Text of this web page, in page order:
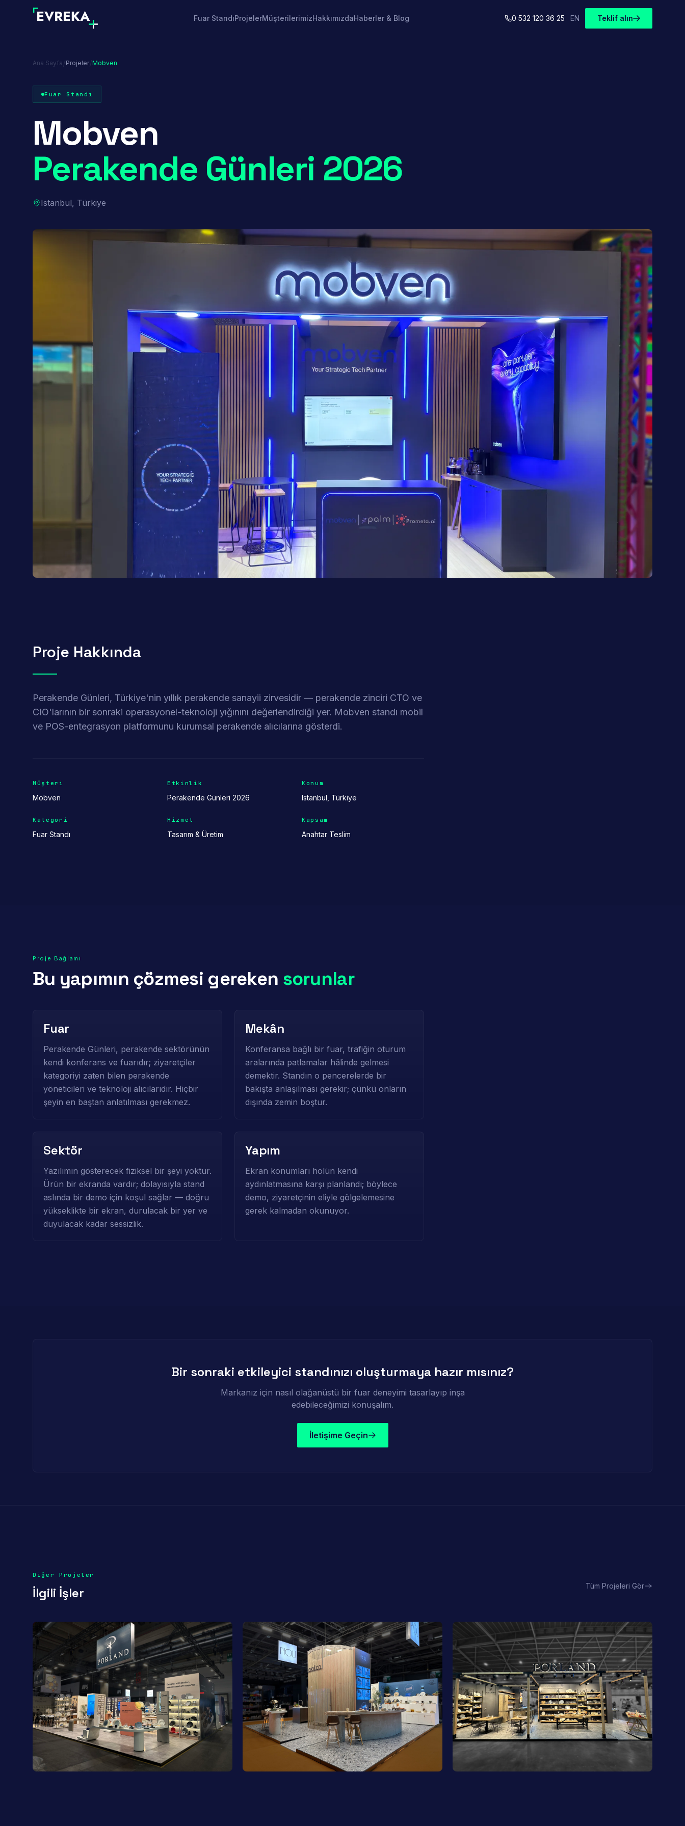
Fuar StandıProjelerMüşterilerimizHakkımızdaHaberler & Blog 0 532 120 36 25 EN Teklif alın
Ana Sayfa Projeler/ Mobven
Fuar Standı
Mobven
Perakende Günleri 2026
Istanbul, Türkiye
Proje Hakkında
Perakende Günleri, Türkiye'nin yıllık perakende sanayii zirvesidir — perakende zinciri CTO ve
CIO'larının bir sonraki operasyonel-teknoloji yığınını değerlendirdiği yer. Mobven standı mobil
ve POS-entegrasyon platformunu kurumsal perakende alıcılarına gösterdi.
Müşteri
Mobven
Etkinlik
Perakende Günleri 2026
Konum
Istanbul, Türkiye
Kategori
Fuar Standı
Hizmet
Tasarım & Üretim
Kapsam
Anahtar Teslim
Proje Bağlamı
Bu yapımın çözmesi gereken sorunlar
Fuar
Perakende Günleri, perakende sektörünün
kendi konferans ve fuarıdır; ziyaretçiler
kategoriyi zaten bilen perakende
yöneticileri ve teknoloji alıcılarıdır. Hiçbir
şeyin en baştan anlatılması gerekmez.
Mekân
Konferansa bağlı bir fuar, trafiğin oturum
aralarında patlamalar hâlinde gelmesi
demektir. Standın o pencerelerde bir
bakışta anlaşılması gerekir; çünkü onların
dışında zemin boştur.
Sektör
Yazılımın gösterecek fiziksel bir şeyi yoktur.
Ürün bir ekranda vardır; dolayısıyla stand
aslında bir demo için koşul sağlar — doğru
yükseklikte bir ekran, durulacak bir yer ve
duyulacak kadar sessizlik.
Yapım
Ekran konumları holün kendi
aydınlatmasına karşı planlandı; böylece
demo, ziyaretçinin eliyle gölgelemesine
gerek kalmadan okunuyor.
Bir sonraki etkileyici standınızı oluşturmaya hazır mısınız?
Markanız için nasıl olağanüstü bir fuar deneyimi tasarlayıp inşa
edebileceğimizi konuşalım.
İletişime Geçin
Diğer Projeler
İlgili İşler Tüm Projeleri Gör